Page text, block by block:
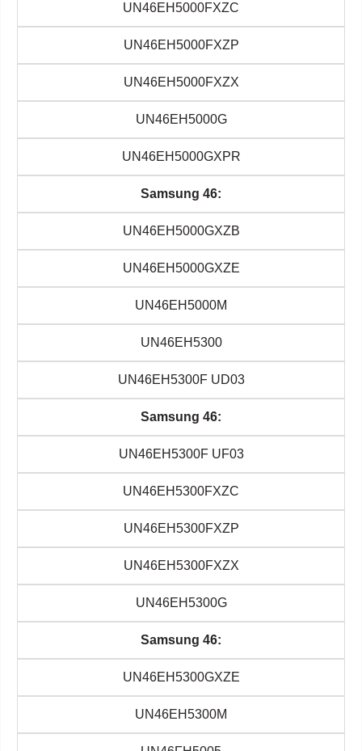
UN46EH5000FXZC
UN46EH5000FXZP
UN46EH5000FXZX
UN46EH5000G
UN46EH5000GXPR
Samsung 46:
UN46EH5000GXZB
UN46EH5000GXZE
UN46EH5000M
UN46EH5300
UN46EH5300F UD03
Samsung 46:
UN46EH5300F UF03
UN46EH5300FXZC
UN46EH5300FXZP
UN46EH5300FXZX
UN46EH5300G
Samsung 46:
UN46EH5300GXZE
UN46EH5300M